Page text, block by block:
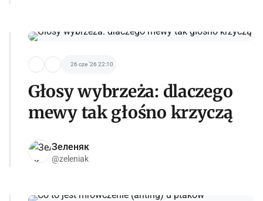
26 cze '26 22:10
Głosy wybrzeża: dlaczego
mewy tak głośno krzyczą
Зеленяк
@zeleniak